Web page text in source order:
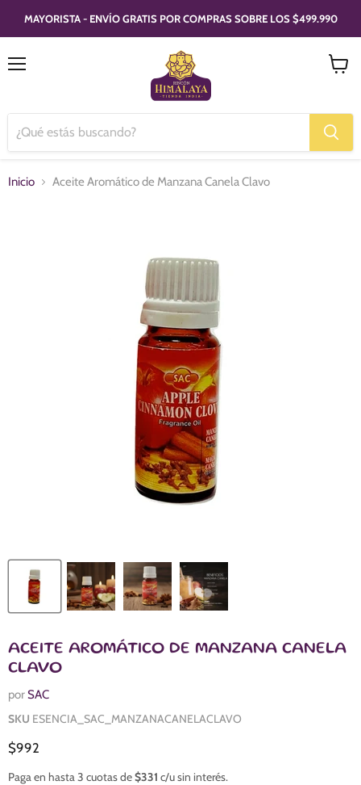
MAYORISTA - ENVÍO GRATIS POR COMPRAS SOBRE LOS $499.990
Inicio Aceite Aromático de Manzana Canela Clavo
ACEITE AROMÁTICO DE MANZANA CANELA
CLAVO
porSAC
SKU ESENCIA_SAC_MANZANACANELACLAVO
$992
Paga en hasta 3 cuotas de$331 c/u sin interés.